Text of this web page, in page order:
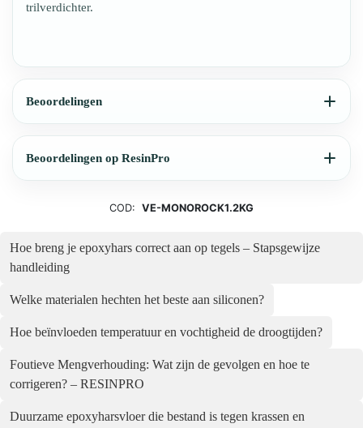
trilverdichter.
Beoordelingen
Beoordelingen op ResinPro
COD: VE-MONOROCK1.2KG
Hoe breng je epoxyhars correct aan op tegels – Stapsgewijze
handleiding
Welke materialen hechten het beste aan siliconen?
Hoe beïnvloeden temperatuur en vochtigheid de droogtijden?
Foutieve Mengverhouding: Wat zijn de gevolgen en hoe te
corrigeren? – RESINPRO
Duurzame epoxyharsvloer die bestand is tegen krassen en